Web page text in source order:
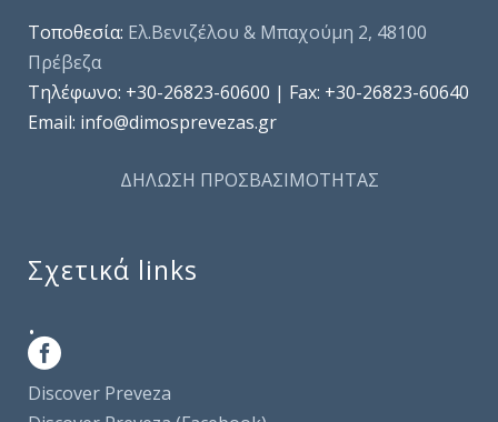
Τοποθεσία: Ελ.Βενιζέλου & Μπαχούμη 2, 48100
Πρέβεζα
Τηλέφωνo: +30-26823-60600 | Fax: +30-26823-60640
Email: info@dimosprevezas.gr
ΔΗΛΩΣΗ ΠΡΟΣΒΑΣΙΜΟΤΗΤΑΣ
Σχετικά links
.
Discover Preveza